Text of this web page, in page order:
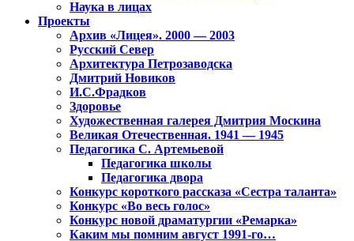
Наука в лицах
Проекты
Архив «Лицея». 2000 — 2003
Русский Север
Архитектура Петрозаводска
Дмитрий Новиков
И.С.Фрадков
Здоровье
Художественная галерея Дмитрия Москина
Великая Отечественная. 1941 — 1945
Педагогика С. Артемьевой
Педагогика школы
Педагогика двора
Конкурс короткого рассказа «Сестра таланта»
Конкурс «Во весь голос»
Конкурс новой драматургии «Ремарка»
Каким мы помним август 1991-го…